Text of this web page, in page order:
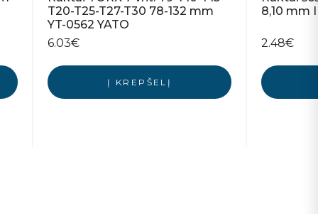
T20-T25-T27-T30 78-132 mm
YT-0562 YATO
6.03€
Į KREPŠELĮ
8,10 mm
2.48€